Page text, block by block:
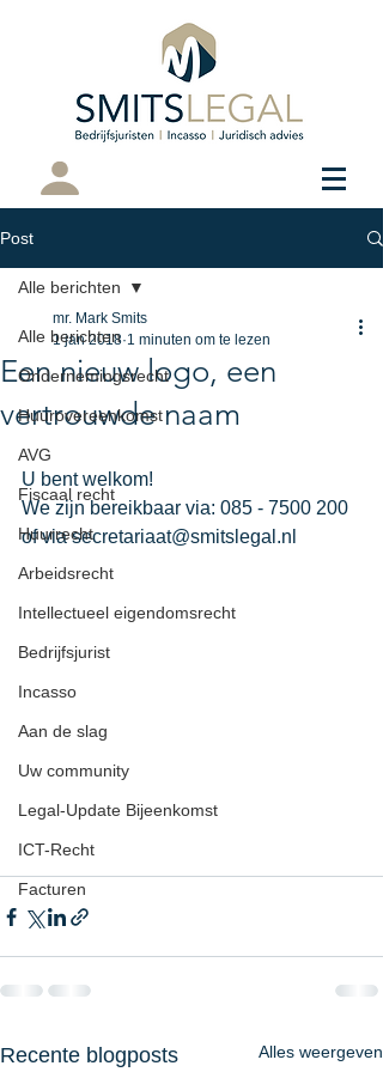
Cliëntenportaal
Post
Alle berichten
Ondernemingsrecht
Huurovereenkomst
AVG
Fiscaal recht
Huurrecht
Arbeidsrecht
Intellectueel eigendomsrecht
Bedrijfsjurist
Incasso
Aan de slag
Uw community
Legal-Update Bijeenkomst
ICT-Recht
Facturen
Alle berichten
Een nieuw logo, een
vertrouwde naam
mr. Mark Smits
1 jan 2018 1 minuten om te lezen
U bent welkom!
We zijn bereikbaar via: 085 - 7500 200
of via secretariaat@smitslegal.nl
Recente blogposts Alles weergeven